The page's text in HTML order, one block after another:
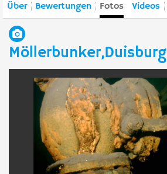
Über Bewertungen Fotos Videos
Möllerbunker,Duisburg